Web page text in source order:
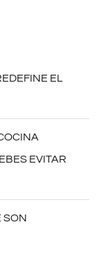
EL
EVITAR
SON